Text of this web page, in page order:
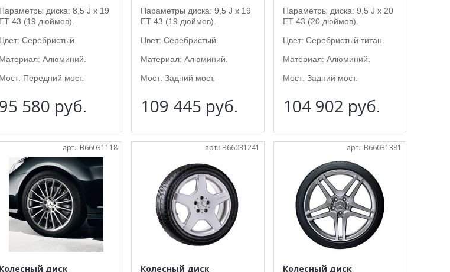
Параметры диска: 8,5 J x 19
ET 43 (19 дюймов).
Цвет: Серебристый.
Материал: Алюминий.
Мост: Передний мост.
95 580 руб.
Параметры диска: 9,5 J x 19
ET 43 (19 дюймов).
Цвет: Серебристый.
Материал: Алюминий.
Мост: Задний мост.
109 445 руб.
Параметры диска: 9,5 J x 20
ET 43 (20 дюймов).
Цвет: Серебристый титан.
Материал: Алюминий.
Мост: Задний мост.
104 902 руб.
арт.: B66031118
Колесный диск
арт.: B66031241
Колесный диск
арт.: B66031381
Колесный диск